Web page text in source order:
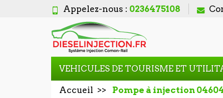
Appelez-nous : 0236475108
VEHICULES DE TOURISME ET
Accueil Pompe à injection